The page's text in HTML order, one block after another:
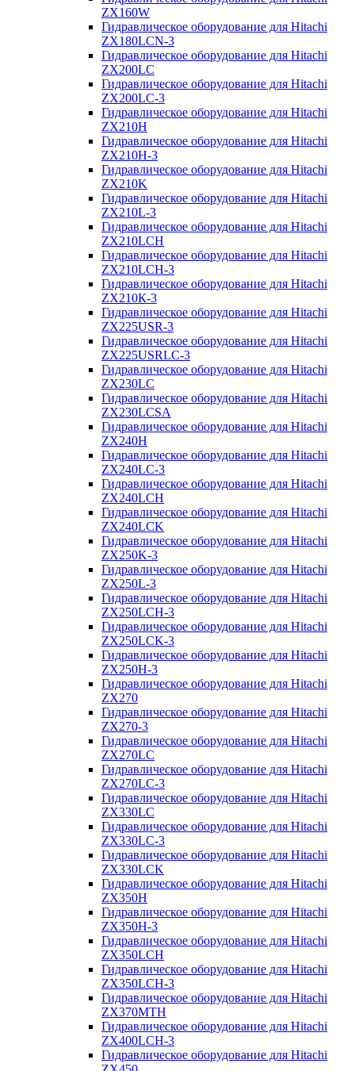
ZX160W
Гидравлическое оборудование для Hitachi
ZX180LCN-3
Гидравлическое оборудование для Hitachi
ZX200LC
Гидравлическое оборудование для Hitachi
ZX200LC-3
Гидравлическое оборудование для Hitachi
ZX210H
Гидравлическое оборудование для Hitachi
ZX210H-3
Гидравлическое оборудование для Hitachi
ZX210K
Гидравлическое оборудование для Hitachi
ZX210L-3
Гидравлическое оборудование для Hitachi
ZX210LCH
Гидравлическое оборудование для Hitachi
ZX210LCH-3
Гидравлическое оборудование для Hitachi
ZX210К-3
Гидравлическое оборудование для Hitachi
ZX225USR-3
Гидравлическое оборудование для Hitachi
ZX225USRLC-3
Гидравлическое оборудование для Hitachi
ZX230LC
Гидравлическое оборудование для Hitachi
ZX230LCSA
Гидравлическое оборудование для Hitachi
ZX240H
Гидравлическое оборудование для Hitachi
ZX240LC-3
Гидравлическое оборудование для Hitachi
ZX240LCH
Гидравлическое оборудование для Hitachi
ZX240LCK
Гидравлическое оборудование для Hitachi
ZX250K-3
Гидравлическое оборудование для Hitachi
ZX250L-3
Гидравлическое оборудование для Hitachi
ZX250LCH-3
Гидравлическое оборудование для Hitachi
ZX250LCK-3
Гидравлическое оборудование для Hitachi
ZX250Н-3
Гидравлическое оборудование для Hitachi
ZX270
Гидравлическое оборудование для Hitachi
ZX270-3
Гидравлическое оборудование для Hitachi
ZX270LC
Гидравлическое оборудование для Hitachi
ZX270LC-3
Гидравлическое оборудование для Hitachi
ZX330LC
Гидравлическое оборудование для Hitachi
ZX330LC-3
Гидравлическое оборудование для Hitachi
ZX330LCK
Гидравлическое оборудование для Hitachi
ZX350H
Гидравлическое оборудование для Hitachi
ZX350H-3
Гидравлическое оборудование для Hitachi
ZX350LCH
Гидравлическое оборудование для Hitachi
ZX350LCH-3
Гидравлическое оборудование для Hitachi
ZX370MTH
Гидравлическое оборудование для Hitachi
ZX400LCH-3
Гидравлическое оборудование для Hitachi